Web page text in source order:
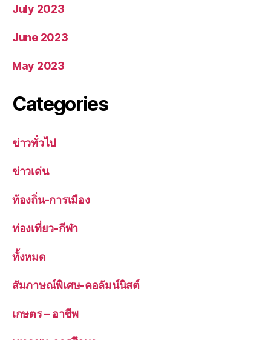
July 2023
June 2023
May 2023
Categories
ข่าวทั่วไป
ข่าวเด่น
ท้องถิ่น-การเมือง
ท่องเที่ยว-กีฬา
ทั้งหมด
สัมภาษณ์พิเศษ-คอลัมน์นิสต์
เกษตร – อาชีพ